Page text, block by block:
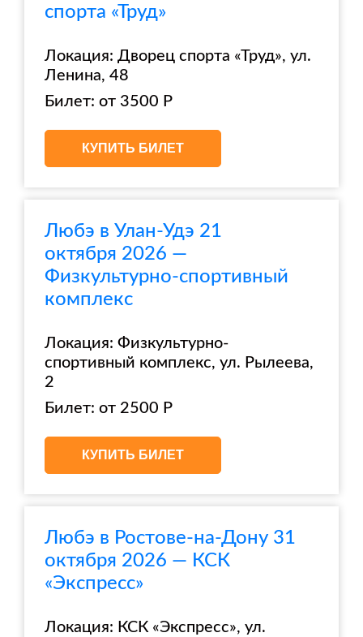
спорта «Труд»
Локация: Дворец спорта «Труд», ул.
Ленина, 48
Билет: от 3500 Р
КУПИТЬ БИЛЕТ
Любэ в Улан-Удэ 21
октября 2026 —
Физкультурно-спортивный
комплекс
Локация: Физкультурно-
спортивный комплекс, ул. Рылеева,
2
Билет: от 2500 Р
КУПИТЬ БИЛЕТ
Любэ в Ростове-на-Дону 31
октября 2026 — КСК
«Экспресс»
Локация: КСК «Экспресс», ул.